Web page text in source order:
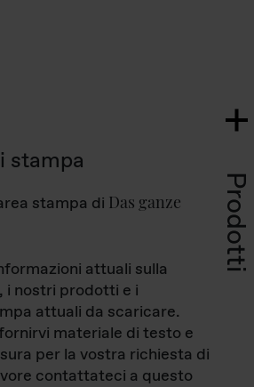
Prodotti
stampa
stampa di Das ganze
attuali sulla
i nostri prodotti e i
attuali da scaricare.
materiale di testo e
per la vostra richiesta di
contattateci a questo